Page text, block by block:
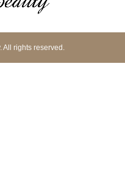
rights reserved.